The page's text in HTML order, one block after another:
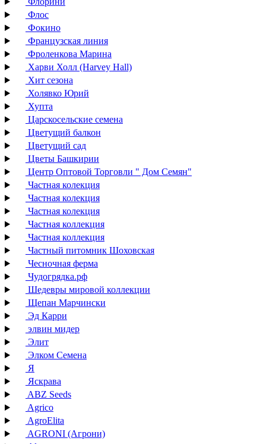
Флос
Фокино
Французская линия
Фроленкова Марина
Харви Холл (Harvey Hall)
Хит сезона
Холявко Юрий
Хупта
Царскосельские семена
Цветущий балкон
Цветущий сад
Цветы Башкирии
Центр Оптовой Торговли " Дом Семян"
Частная колекция
Частная колекция
Частная колекция
Частная коллекция
Частная коллекция
Частный питомник Шоховская
Чесночная ферма
Чудогрядка.рф
Шедевры мировой коллекции
Щепан Марчински
Эд Карри
элвин мидер
Элит
Элком Семена
Я
Яскрава
ABZ Seeds
Agrico
AgroElita
AGRONI (Агрони)